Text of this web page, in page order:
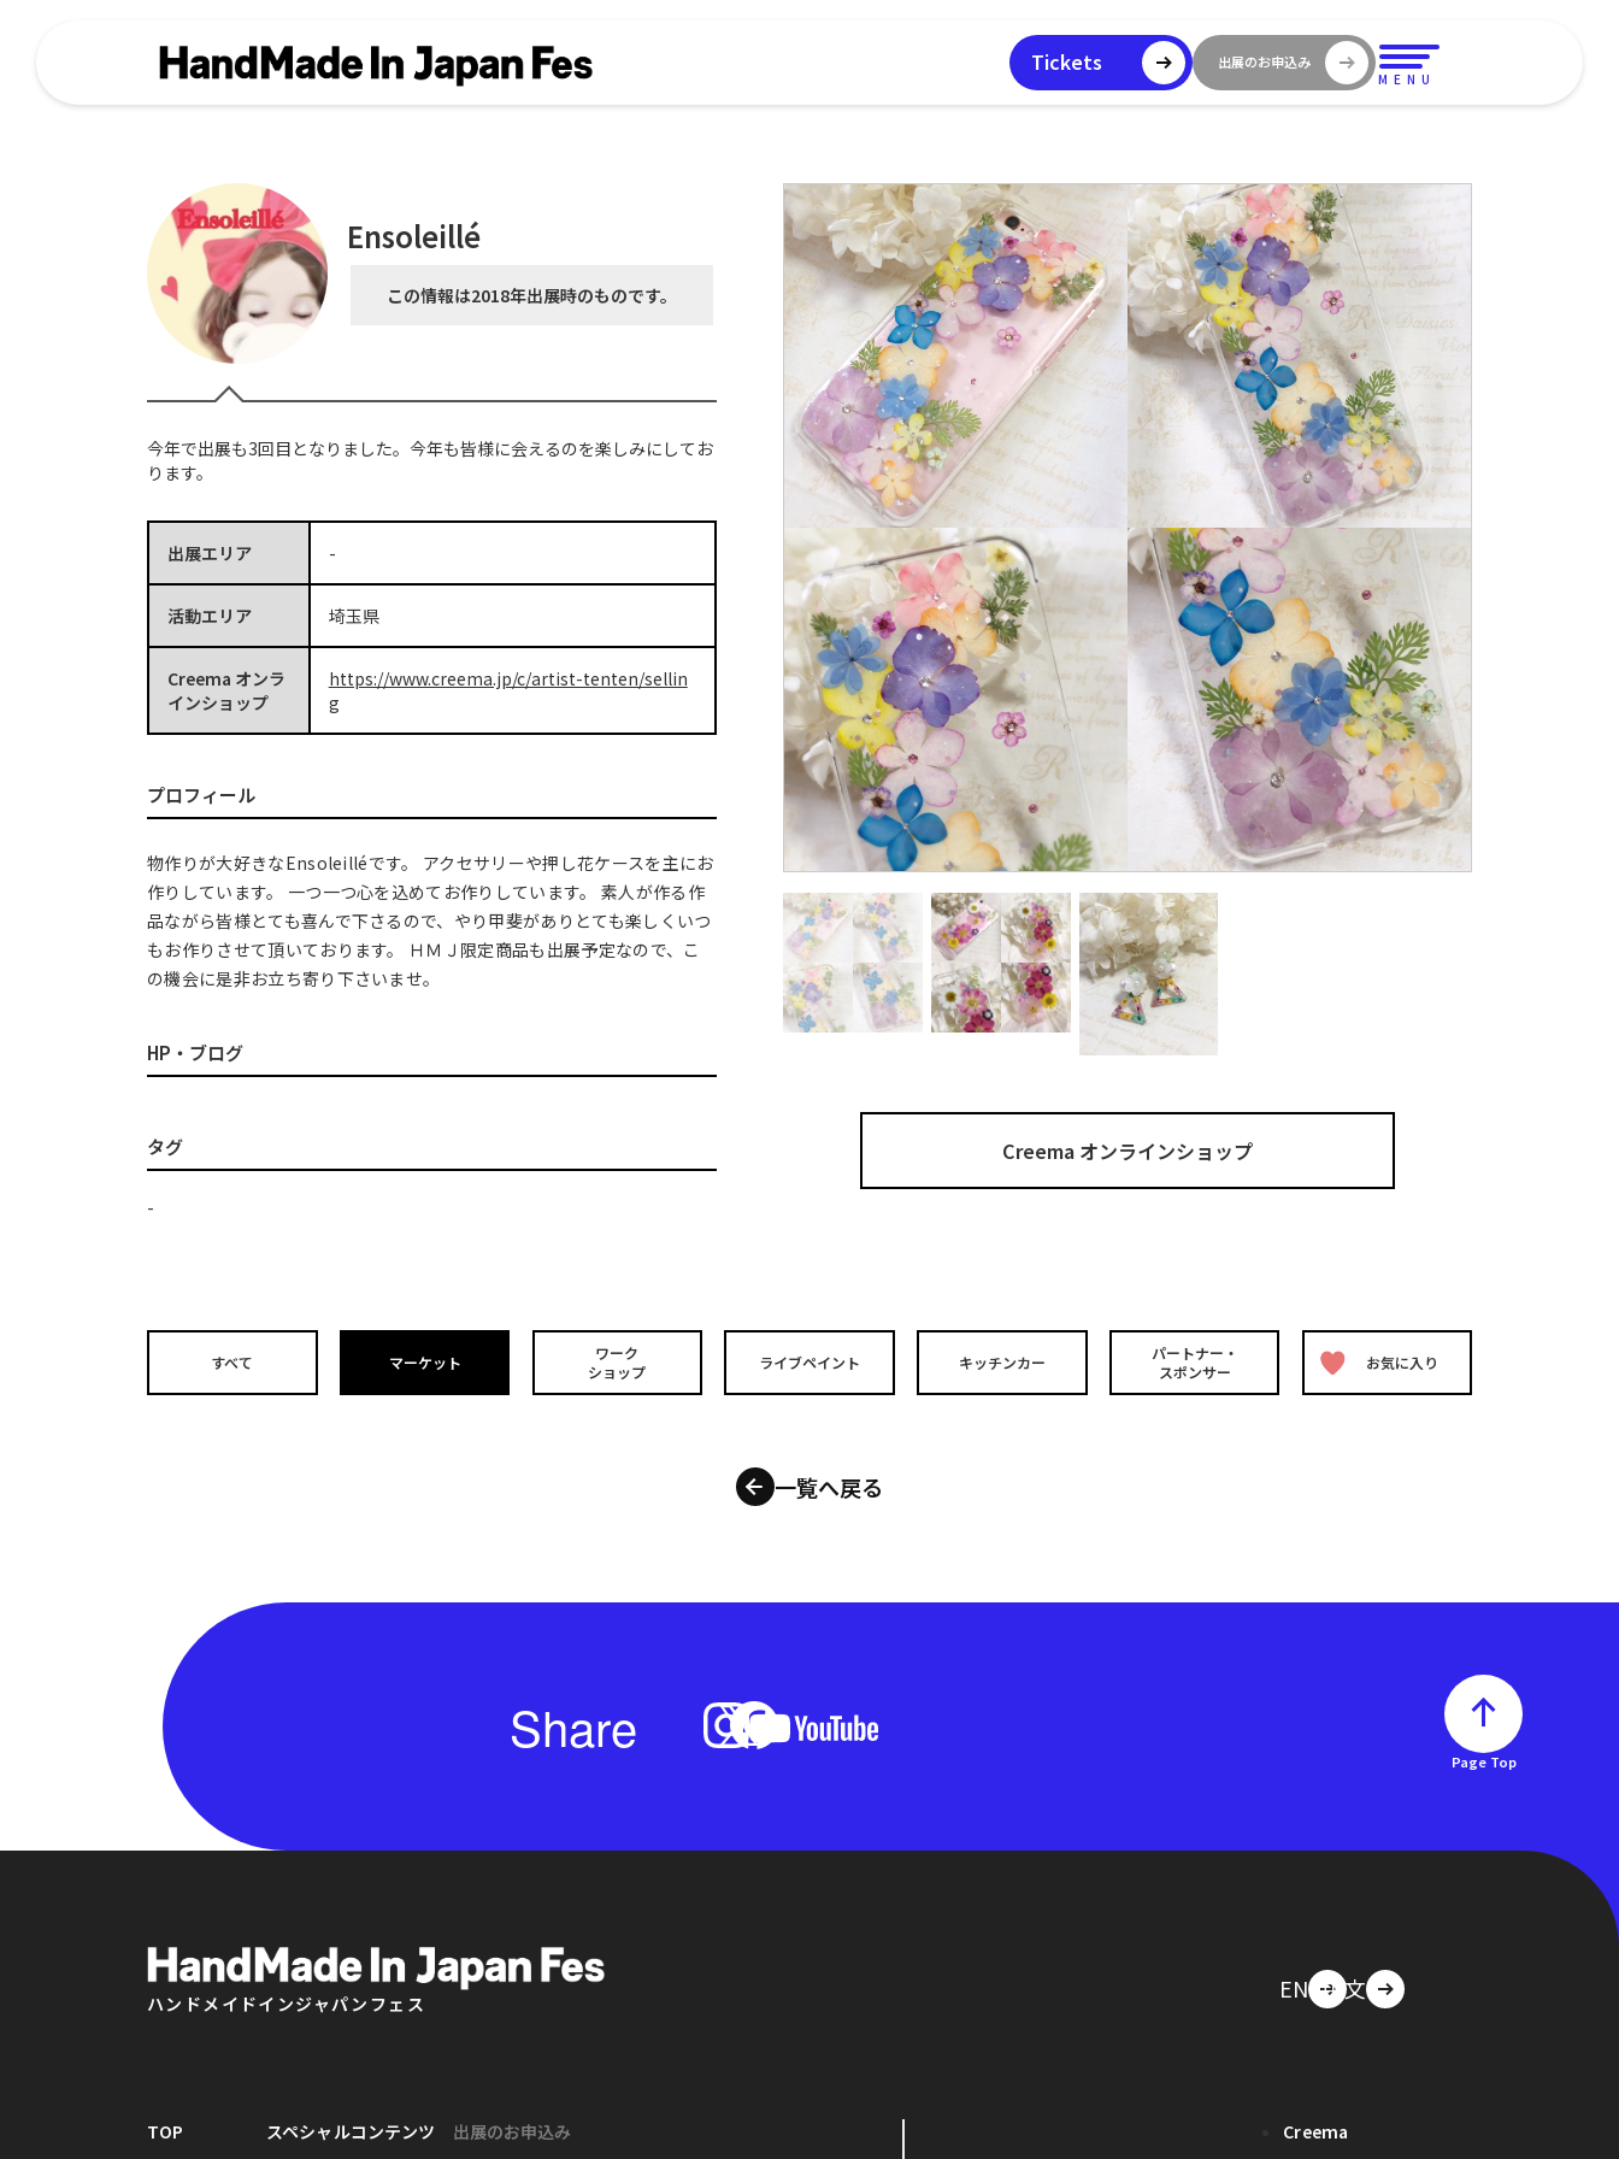
Tickets 出展のお申込み
MENU
Ensoleillé
この情報は2018年出展時のものです。
今年で出展も3回目となりました。今年も皆様に会えるのを楽しみにしてお
ります。
出展エリア -
活動エリア 埼玉県
Creema オンラ
インショップ
https://www.creema.jp/c/artist-tenten/sellin
g
プロフィール
物作りが大好きなEnsoleilléです。 アクセサリーや押し花ケースを主にお
作りしています。 一つ一つ心を込めてお作りしています。 素人が作る作
品ながら皆様とても喜んで下さるので、やり甲斐がありとても楽しくいつ
もお作りさせて頂いております。 ＨＭＪ限定商品も出展予定なので、こ
の機会に是非お立ち寄り下さいませ。
HP・ブログ
タグ
-
Creema オンラインショップ
すべて マーケット
ワーク
ショップ
ライブペイント キッチンカー
パートナー・
スポンサー
お気に入り
一覧へ戻る
Share
Page Top
ハンドメイドインジャパンフェス
EN 中文
TOP スペシャルコンテンツ 出展のお申込み Creema